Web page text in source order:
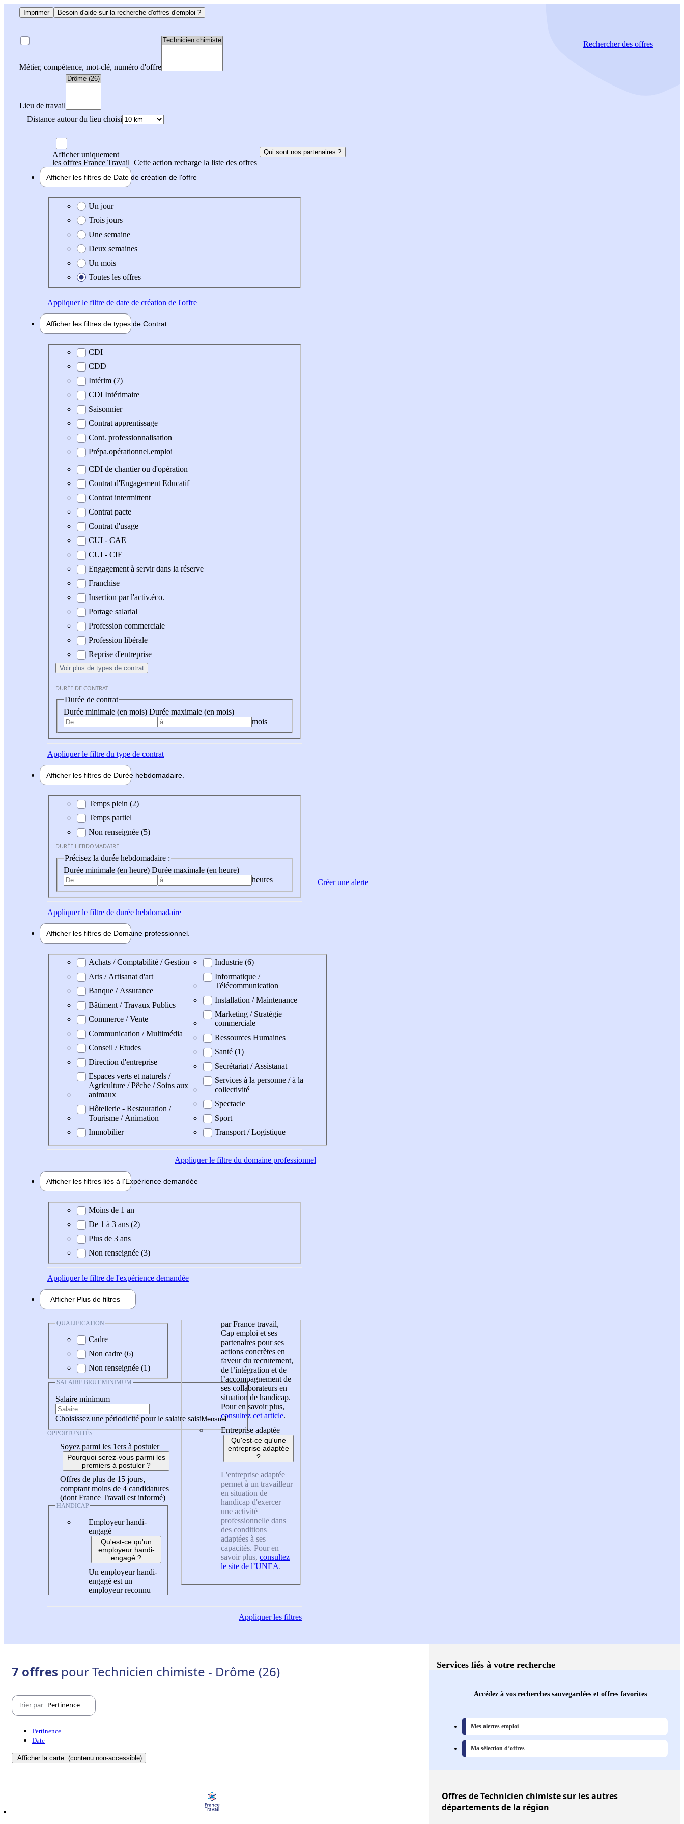
Imprimer Besoin d'aide sur la recherche d'offres d'emploi ?
Métier, compétence, mot-clé, numéro d'offre
Lieu de travail
Distance autour du lieu choisi
Rechercherdes offres
Afficher uniquement
les offres France Travail Cette action recharge la liste des offres
Qui sont nos partenaires ?
Afficher les filtres de Date de création de l'offre
Date de création de l'offre
Un jour
Trois jours
Une semaine
Deux semaines
Un mois
Toutes les offres
Appliquerle filtre de date de création de l'offre
Afficher les filtres de types de Contrat
Type de contrat
CDI
CDD
Intérim (7)
CDI Intérimaire
Saisonnier
Contrat apprentissage
Cont. professionnalisation
Prépa.opérationnel.emploi
CDI de chantier ou d'opération
Contrat d'Engagement Educatif
Contrat intermittent
Contrat pacte
Contrat d'usage
CUI - CAE
CUI - CIE
Engagement à servir dans la réserve
Franchise
Insertion par l'activ.éco.
Portage salarial
Profession commerciale
Profession libérale
Reprise d'entreprise
Voir plus de types de contrat
DURÉE DE CONTRAT
Durée de contrat
Durée minimale (en mois) Durée maximale (en mois)
mois
Appliquerle filtre du type de contrat
Afficher les filtres de Durée hebdomadaire
Durée hebdomadaire
Temps plein (2)
Temps partiel
Non renseignée (5)
DURÉE HEBDOMADAIRE
Précisez la durée hebdomadaire :
Durée minimale (en heure) Durée maximale (en heure)
heures
Appliquerle filtre de durée hebdomadaire
Afficher les filtres de Domaine professionnel
Domaine professionel
Achats / Comptabilité / Gestion
Arts / Artisanat d'art
Banque / Assurance
Bâtiment / Travaux Publics
Commerce / Vente
Communication / Multimédia
Conseil / Etudes
Direction d'entreprise
Espaces verts et naturels /
Agriculture / Pêche / Soins aux
animaux
Hôtellerie - Restauration /
Tourisme / Animation
Immobilier
Industrie (6)
Informatique /
Télécommunication
Installation / Maintenance
Marketing / Stratégie
commerciale
Ressources Humaines
Santé (1)
Secrétariat / Assistanat
Services à la personne / à la
collectivité
Spectacle
Sport
Transport / Logistique
Appliquerle filtre du domaine professionnel
Afficher les filtres liés à l'Expérience demandée
Expérience demandée
Moins de 1 an
De 1 à 3 ans (2)
Plus de 3 ans
Non renseignée (3)
Appliquerle filtre de l'expérience demandée
Afficher Plus de filtres
QUALIFICATION
Cadre
Non cadre (6)
Non renseignée (1)
SALAIRE BRUT MINIMUM
Salaire minimum
Choisissez une périodicité pour le salaire saisi
OPPORTUNITÉS
Soyez parmi les 1ers à postuler
Pourquoi serez-vous parmi les
premiers à postuler ?
Offres de plus de 15 jours,
comptant moins de 4 candidatures
(dont France Travail est informé)
HANDICAP
Employeur handi-
engagé
Qu'est-ce qu'un
employeur handi-
engagé ?
Un employeur handi-
engagé est un
employeur reconnu
par France travail,
Cap emploi et ses
partenaires pour ses
actions concrètes en
faveur du recrutement,
de l’intégration et de
l’accompagnement de
ses collaborateurs en
situation de handicap.
Pour en savoir plus,
consultez cet article.
Entreprise adaptée
Qu'est-ce qu'une
entreprise adaptée
?
L'entreprise adaptée
permet à un travailleur
en situation de
handicap d'exercer
une activité
professionnelle dans
des conditions
adaptées à ses
capacités. Pour en
savoir plus, consultez
le site de l’UNEA.
Appliquerles filtres
Créer une alerte
7 offres pour Technicien chimiste - Drôme (26)
Trier par Pertinence
Pertinence
Date
Afficher la carte (contenu non-accessible)
Services liés à votre recherche
Accédez à vos recherches sauvegardées et offres favorites
Mes alertes emploi
Ma sélection d’offres
Offresde Technicien chimiste sur les autres
départements de la région